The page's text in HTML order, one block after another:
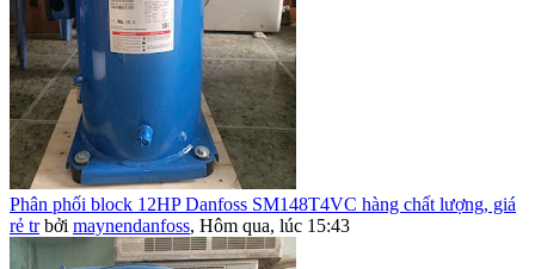
Phân phối block 12HP Danfoss SM148T4VC hàng chất lượng, giá
rẻ tr bởi maynendanfoss, Hôm qua, lúc 15:43